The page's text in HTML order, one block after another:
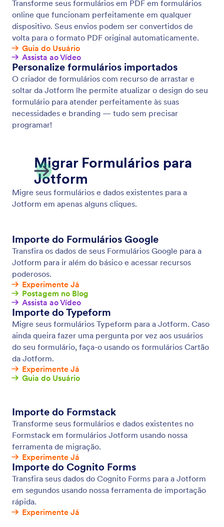
Formulários Offline
Colete dados offline usando Jotform Formulários
uma vez que você se reconectar à internet.
Lógica Condicional
Torne seus formulários ainda mais inteligentes
usando lógica condicional. Configure seu formulário
para exibir/ocultar campos, enviar e-mails para
determinados usuários, exibir mensagens de
agradecimento personalizadas e muito mais — tudo
com base na maneira em que o formulário foi
preenchido.
Coletando Imagens